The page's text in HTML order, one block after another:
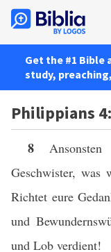
Get the #1
study,
Philippians
8
Geschwister, was
Richtet eure
und
und Lob verdient!